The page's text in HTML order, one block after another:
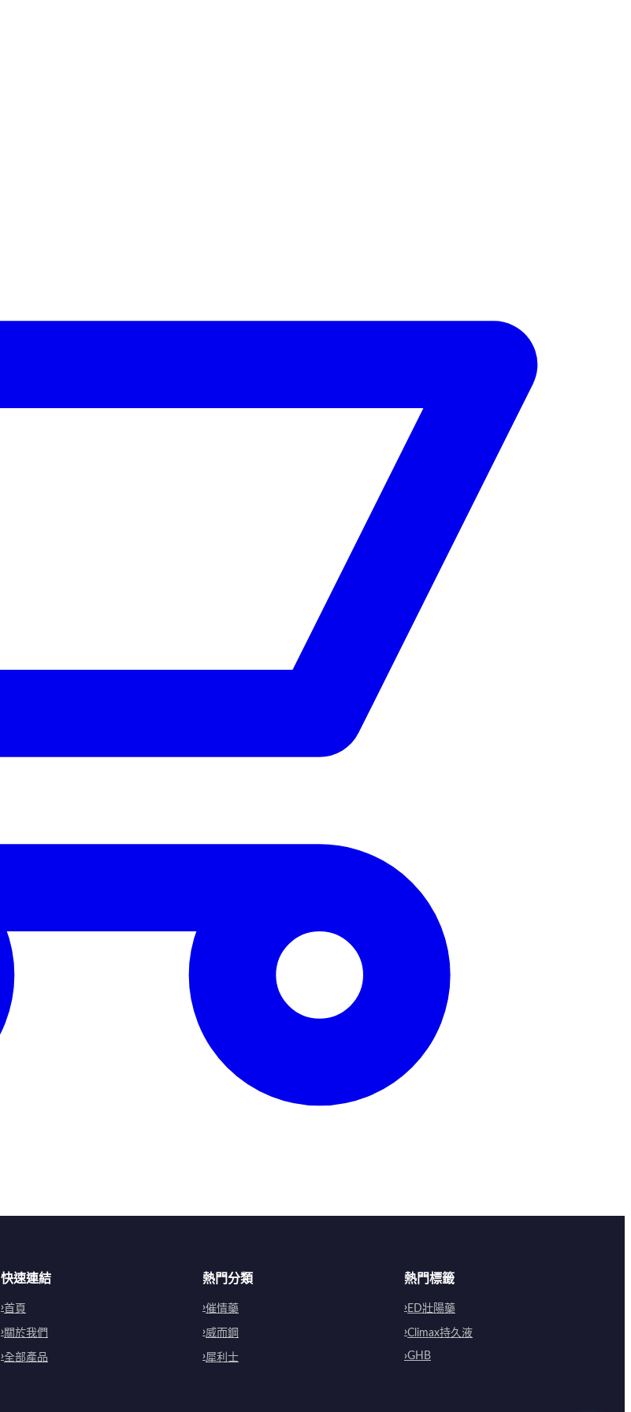
快速連結
首頁
關於我們
全部產品
熱門分類
催情藥
威而鋼
犀利士
熱門標籤
ED壯陽藥
Climax持久液
GHB